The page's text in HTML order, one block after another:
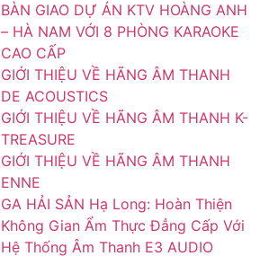
BÀN GIAO DỰ ÁN KTV HOÀNG ANH
– HÀ NAM VỚI 8 PHÒNG KARAOKE
CAO CẤP
GIỚI THIỆU VỀ HÃNG ÂM THANH
DE ACOUSTICS
GIỚI THIỆU VỀ HÃNG ÂM THANH K-
TREASURE
GIỚI THIỆU VỀ HÃNG ÂM THANH
ENNE
GA HẢI SẢN Hạ Long: Hoàn Thiện
Không Gian Ẩm Thực Đẳng Cấp Với
Hệ Thống Âm Thanh E3 AUDIO